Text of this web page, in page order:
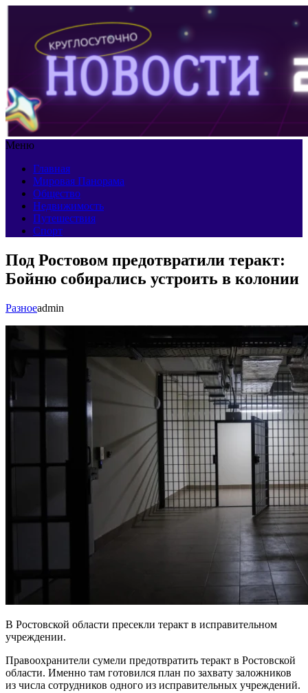
Меню
Главная
Мировая Панорама
Общество
Недвижимость
Путешествия
Спорт
Под Ростовом предотвратили теракт:
Бойню собирались устроить в колонии
Разноеadmin
В Ростовской области пресекли теракт в исправительном
учреждении.
Правоохранители сумели предотвратить теракт в Ростовской
области. Именно там готовился план по захвату заложников
из числа сотрудников одного из исправительных учреждений.